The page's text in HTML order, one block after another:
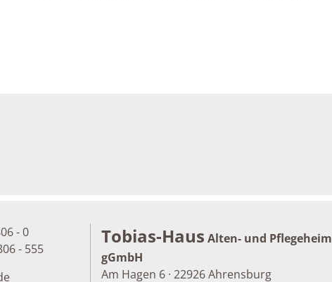
- 0
- 555
Tobias-Haus Alten- und Pflegeheim
gGmbH
Am Hagen 6 · 22926 Ahrensburg